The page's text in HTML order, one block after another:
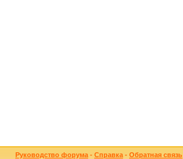
Руководство форума - Справка - Обратная связь